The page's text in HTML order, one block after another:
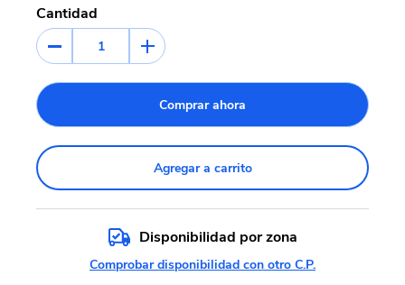
Cantidad
1
Comprar ahora
Agregar a carrito
Disponibilidad por zona
Comprobar disponibilidad con otro C.P.